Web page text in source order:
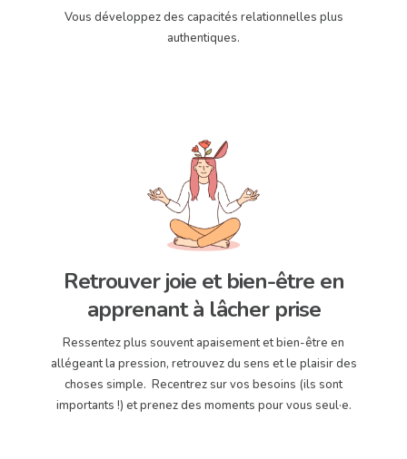
Vous développez des capacités relationnelles plus
authentiques.
Retrouver joie et bien-être en
apprenant à lâcher prise
Ressentez plus souvent apaisement et bien-être en
allégeant la pression, retrouvez du sens et le plaisir des
choses simple. Recentrez sur vos besoins (ils sont
importants !) et prenez des moments pour vous seul·e.